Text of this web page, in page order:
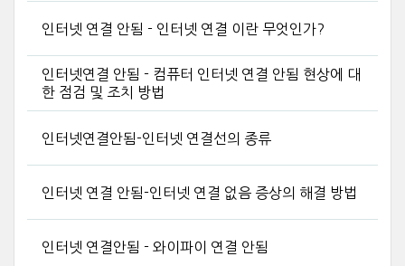
인터넷 연결 안됨 - 인터넷 연결 이란 무엇인가?
인터넷연결 안됨 - 컴퓨터 인터넷 연결 안됨 현상에 대
한 점검 및 조치 방법
인터넷연결안됨-인터넷 연결선의 종류
인터넷 연결 안됨-인터넷 연결 없음 증상의 해결 방법
인터넷 연결안됨 - 와이파이 연결 안됨